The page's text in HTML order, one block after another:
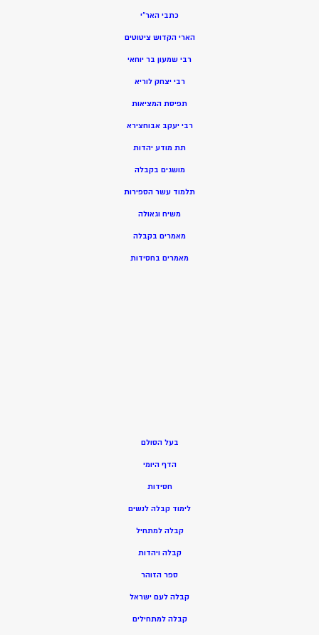
כתבי האר”י
הארי הקדוש ציטוטים
רבי שמעון בר יוחאי
רבי יצחק לוריא
תפיסת המציאות
רבי יעקב אבוחצירא
תת מודע יהדות
מושגים בקבלה
תלמוד עשר הספירות
משיח וגאולה
מאמרים בקבלה
מאמרים בחסידות
בעל הסולם
הדף היומי
חסידות
לימוד קבלה לנשים
קבלה למתחיל
קבלה ויהדות
ספר הזוהר
קבלה לעם ישראל
קבלה למתחילים